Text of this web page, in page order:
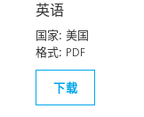
英语
国家: 美国
格式: PDF
下载